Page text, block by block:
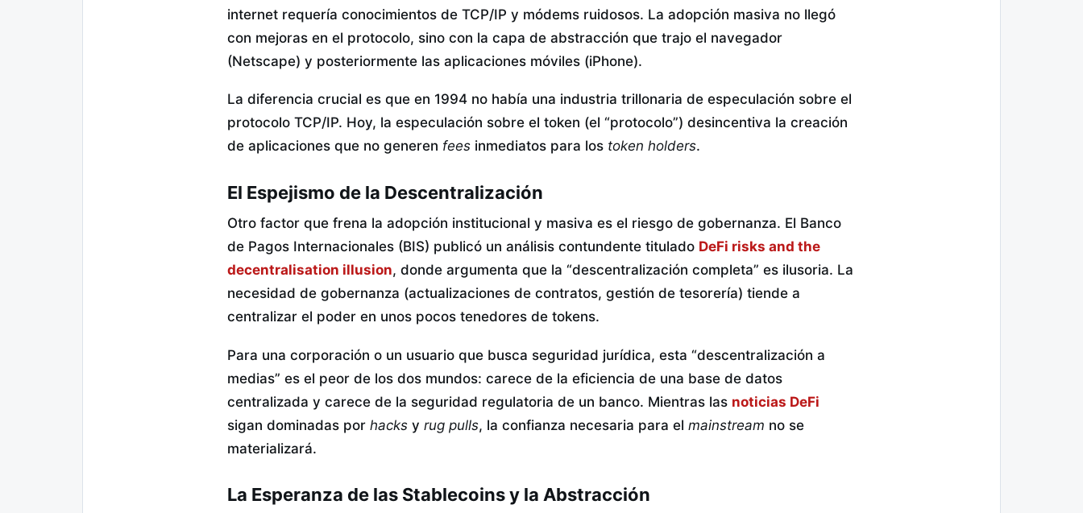
internet requería conocimientos de TCP/IP y módems ruidosos. La adopción masiva no llegó
con mejoras en el protocolo, sino con la capa de abstracción que trajo el navegador
(Netscape) y posteriormente las aplicaciones móviles (iPhone).
La diferencia crucial es que en 1994 no había una industria trillonaria de especulación sobre el
protocolo TCP/IP. Hoy, la especulación sobre el token (el “protocolo”) desincentiva la creación
de aplicaciones que no generen fees inmediatos para los token holders.
El Espejismo de la Descentralización
Otro factor que frena la adopción institucional y masiva es el riesgo de gobernanza. El Banco
de Pagos Internacionales (BIS) publicó un análisis contundente titulado DeFi risks and the
decentralisation illusion, donde argumenta que la “descentralización completa” es ilusoria. La
necesidad de gobernanza (actualizaciones de contratos, gestión de tesorería) tiende a
centralizar el poder en unos pocos tenedores de tokens.
Para una corporación o un usuario que busca seguridad jurídica, esta “descentralización a
medias” es el peor de los dos mundos: carece de la eficiencia de una base de datos
centralizada y carece de la seguridad regulatoria de un banco. Mientras las noticias DeFi
sigan dominadas por hacks y rug pulls, la confianza necesaria para el mainstream no se
materializará.
La Esperanza de las Stablecoins y la Abstracción